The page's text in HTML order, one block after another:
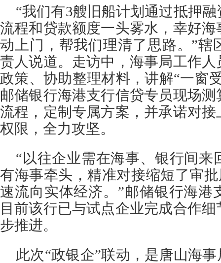
“我们有3艘旧船计划通过抵押
流程和贷款额度一头雾水，幸好
动上门，帮我们理清了思路。”辖
责人说道。走访中，海事局工作
政策、协助整理材料，讲解“一窗
邮储银行海港支行信贷专员现场
流程，定制专属方案，并承诺对
权限，全力攻坚。
“以往企业需在海事、银行间来
有海事牵头，精准对接缩短了审
速流向实体经济。”邮储银行海港
目前该行已与试点企业完成合作
步推进。
此次“政银企”联动，是唐山海